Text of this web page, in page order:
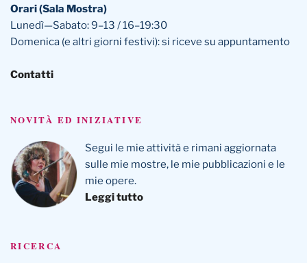
Orari (Sala Mostra)
Lunedì—Sabato: 9–13 / 16–19:30
Domenica (e altri giorni festivi): si riceve su appuntamento
Contatti
NOVITÀ ED INIZIATIVE
Segui le mie attività e rimani aggiornata
sulle mie mostre, le mie pubblicazioni e le
mie opere.
Leggi tutto
RICERCA